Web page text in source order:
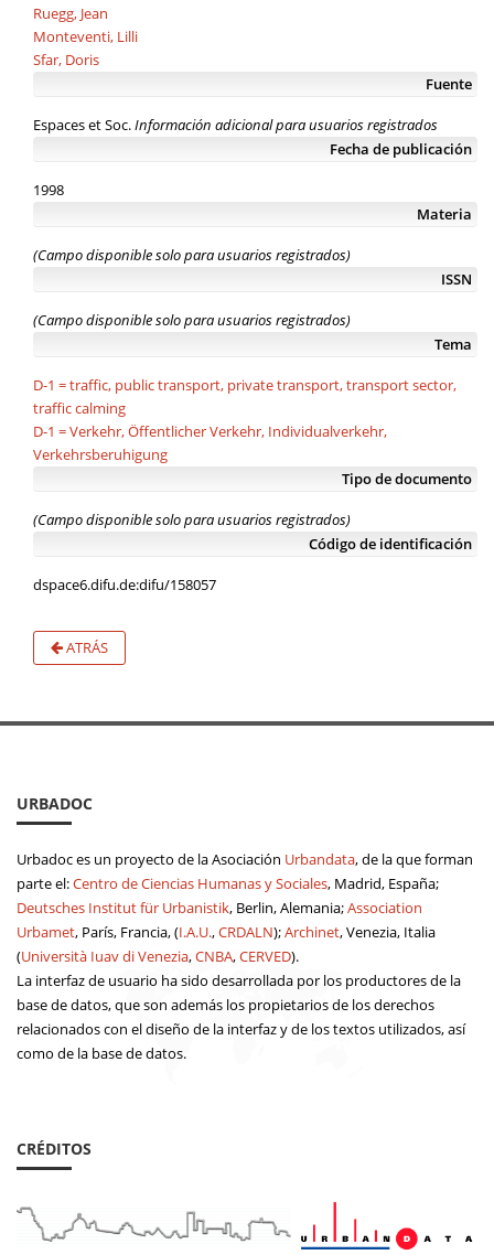
Ruegg, Jean
Monteventi, Lilli
Sfar, Doris
Fuente
Espaces et Soc.Información adicional para usuarios registrados
Fecha de publicación
1998
Materia
(Campo disponible solo para usuarios registrados)
ISSN
(Campo disponible solo para usuarios registrados)
Tema
D-1 = traffic, public transport, private transport, transport sector,
traffic calming
D-1 = Verkehr, Öffentlicher Verkehr, Individualverkehr,
Verkehrsberuhigung
Tipo de documento
(Campo disponible solo para usuarios registrados)
Código de identificación
dspace6.difu.de:difu/158057
ATRÁS
URBADOC
Urbadoc es un proyecto de la Asociación Urbandata, de la que forman
parte el:Centro de Ciencias Humanas y Sociales, Madrid, España;
Deutsches Institut für Urbanistik, Berlin, Alemania;Association
Urbamet, París, Francia, (I.A.U.,CRDALN);Archinet, Venezia, Italia
(Università Iuav di Venezia,CNBA,CERVED).
La interfaz de usuario ha sido desarrollada por los productores de la
base de datos, que son además los propietarios de los derechos
relacionados con el diseño de la interfaz y de los textos utilizados, así
como de la base de datos.
CRÉDITOS